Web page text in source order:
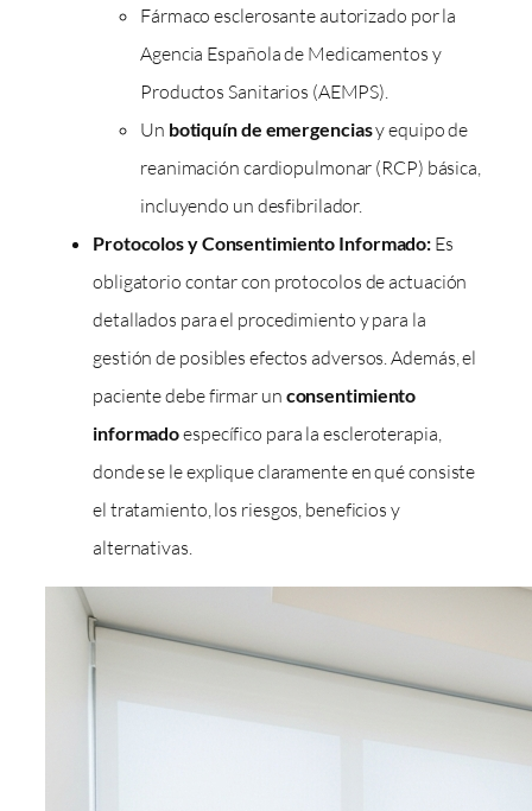
Fármaco esclerosante autorizado por la
Agencia Española de Medicamentos y
Productos Sanitarios (AEMPS).
Un botiquín de emergenciasy equipo de
reanimación cardiopulmonar (RCP) básica,
incluyendo un desfibrilador.
Protocolos y Consentimiento Informado: Es
obligatorio contar con protocolos de actuación
detallados para el procedimiento y para la
gestión de posibles efectos adversos. Además, el
paciente debe firmar un consentimiento
informadoespecífico para la escleroterapia,
donde se le explique claramente en qué consiste
el tratamiento, los riesgos, beneficios y
alternativas.